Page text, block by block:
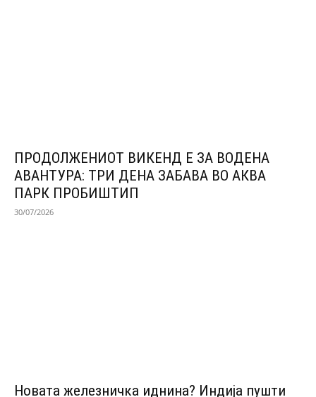
ПРОДОЛЖЕНИОТ ВИКЕНД Е ЗА ВОДЕНА
АВАНТУРА: ТРИ ДЕНА ЗАБАВА ВО АКВА
ПАРК ПРОБИШТИП
30/07/2026
Новата железничка иднина? Индија пушти